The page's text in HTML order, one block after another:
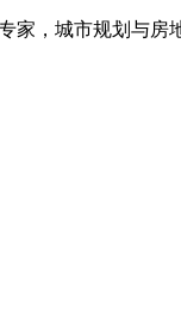
家，城市规划与房